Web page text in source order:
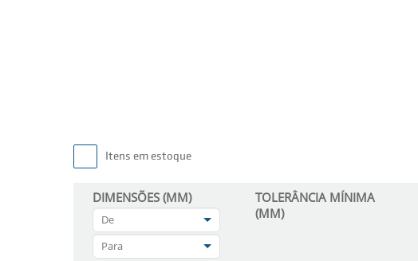
Itens em estoque
DIMENSÕES (MM)
De
Para
TOLERÂNCIA MÍNIMA
(MM)